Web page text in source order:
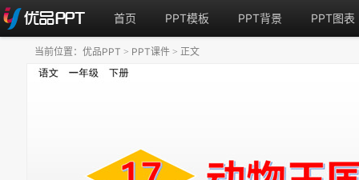
首页 PPT模板 PPT背景 PPT图表
当前位置： 优品PPT > PPT课件 > 正文